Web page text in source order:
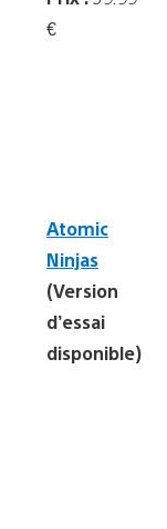
€
Atomic
Ninjas
(Version
d’essai
disponible)